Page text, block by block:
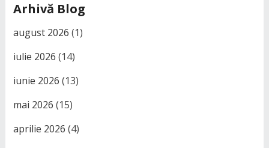
Arhivă Blog
august 2026 (1)
iulie 2026 (14)
iunie 2026 (13)
mai 2026 (15)
aprilie 2026 (4)